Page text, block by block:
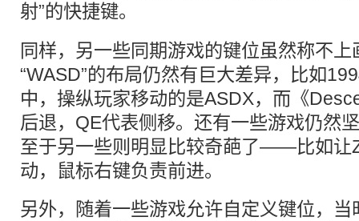
射”的快捷键。
同样，另一些同期游戏的键位虽然称不
“WASD”的布局仍然有巨大差异，比如
中，操纵玩家移动的是ASDX，而《
后退，QE代表侧移。还有一些游戏仍然
至于另一些则明显比较奇葩了——比如让
动，鼠标右键负责前进。
另外，随着一些游戏允许自定义键位，